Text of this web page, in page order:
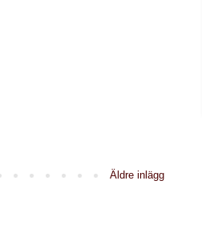
Äldre inlägg